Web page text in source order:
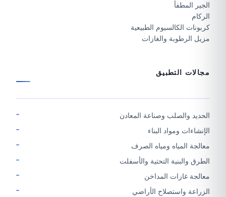
الجير المطفأ
الركام
كربونات الكالسيوم الطبيعية
مزيل الرطوبة والغازات
مجالات التطبيق
الحديد والصلب وصناعة المعادن
الإنشاءات ومواد البناء
معالجة المياه ومياه الصرف
الطرق والبنية التحتية والأسفلت
معالجة غازات المداخن
الزراعة واستصلاح الأراضي